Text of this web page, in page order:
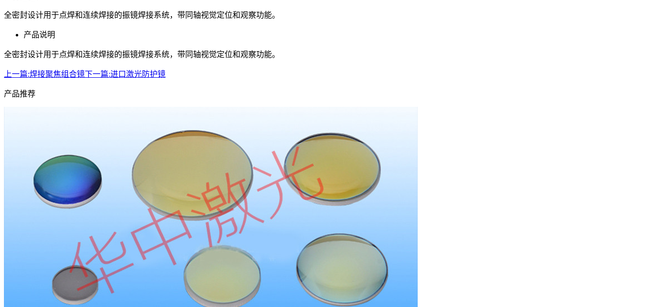
全密封设计用于点焊和连续焊接的振镜焊接系统，带同轴视觉定位和观察功能。
产品说明
全密封设计用于点焊和连续焊接的振镜焊接系统，带同轴视觉定位和观察功能。
上一篇:焊接聚焦组合镜下一篇:进口激光防护镜
产品推荐